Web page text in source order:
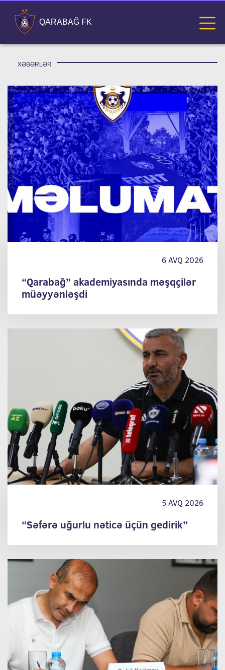
QARABAĞ FK
XƏBƏRLƏR
6 AVQ 2026
“Qarabağ” akademiyasında məşqçilər
müəyyənləşdi
5 AVQ 2026
“Səfərə uğurlu nəticə üçün gedirik”